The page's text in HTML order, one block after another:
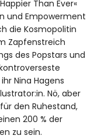
Than Ever«
und Empowerment
die Kosmopolitin
Zapfenstreich
des Popstars und
Nina Hagens
Nö, aber
den Ruhestand,
200 % der
zu sein.